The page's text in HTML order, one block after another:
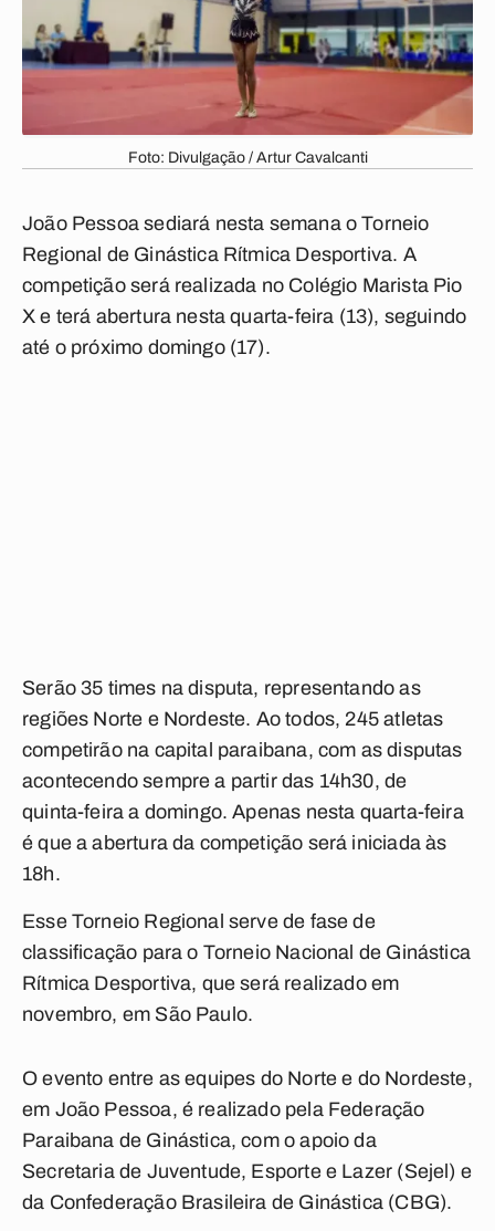
Foto: Divulgação / Artur Cavalcanti
João Pessoa sediará nesta semana oTorneio
Regional de Ginástica Rítmica Desportiva. A
competição será realizada no Colégio Marista Pio
X e terá abertura nesta quarta-feira (13), seguindo
até o próximo domingo (17).
Serão 35 times na disputa, representando as
regiões Norte e Nordeste. Ao todos, 245 atletas
competirão na capital paraibana, com as disputas
acontecendo sempre a partir das 14h30, de
quinta-feira a domingo. Apenas nesta quarta-feira
é que a abertura da competição será iniciada às
18h.
Esse Torneio Regional serve de fase de
classificação para o Torneio Nacional de Ginástica
Rítmica Desportiva, que será realizado em
novembro, em São Paulo.
O evento entre as equipes do Norte e do Nordeste,
em João Pessoa, é realizado pela Federação
Paraibana de Ginástica, com o apoio da
Secretaria de Juventude, Esporte e Lazer (Sejel) e
da Confederação Brasileira de Ginástica (CBG).